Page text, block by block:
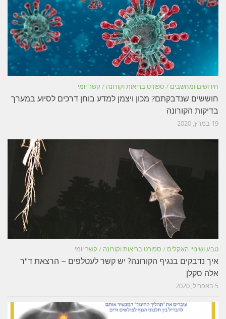
חידושים ומחשבים / ספורט בריאות וקורונה / קשר יומי
חוששים שנדבקתם? מכון ויצמן למדע בוחן דרכים לסיוע במערך
בדיקות הקורונה
19 במרץ, 2020
טבע ושינויי האקלים / ספורט בריאות וקורונה / קשר יומי
איך נדבקים בנגיף הקורונה? יש קשר לעטלפים – הרצאת ד"ר
אלה סקלן
5 באפריל, 2020